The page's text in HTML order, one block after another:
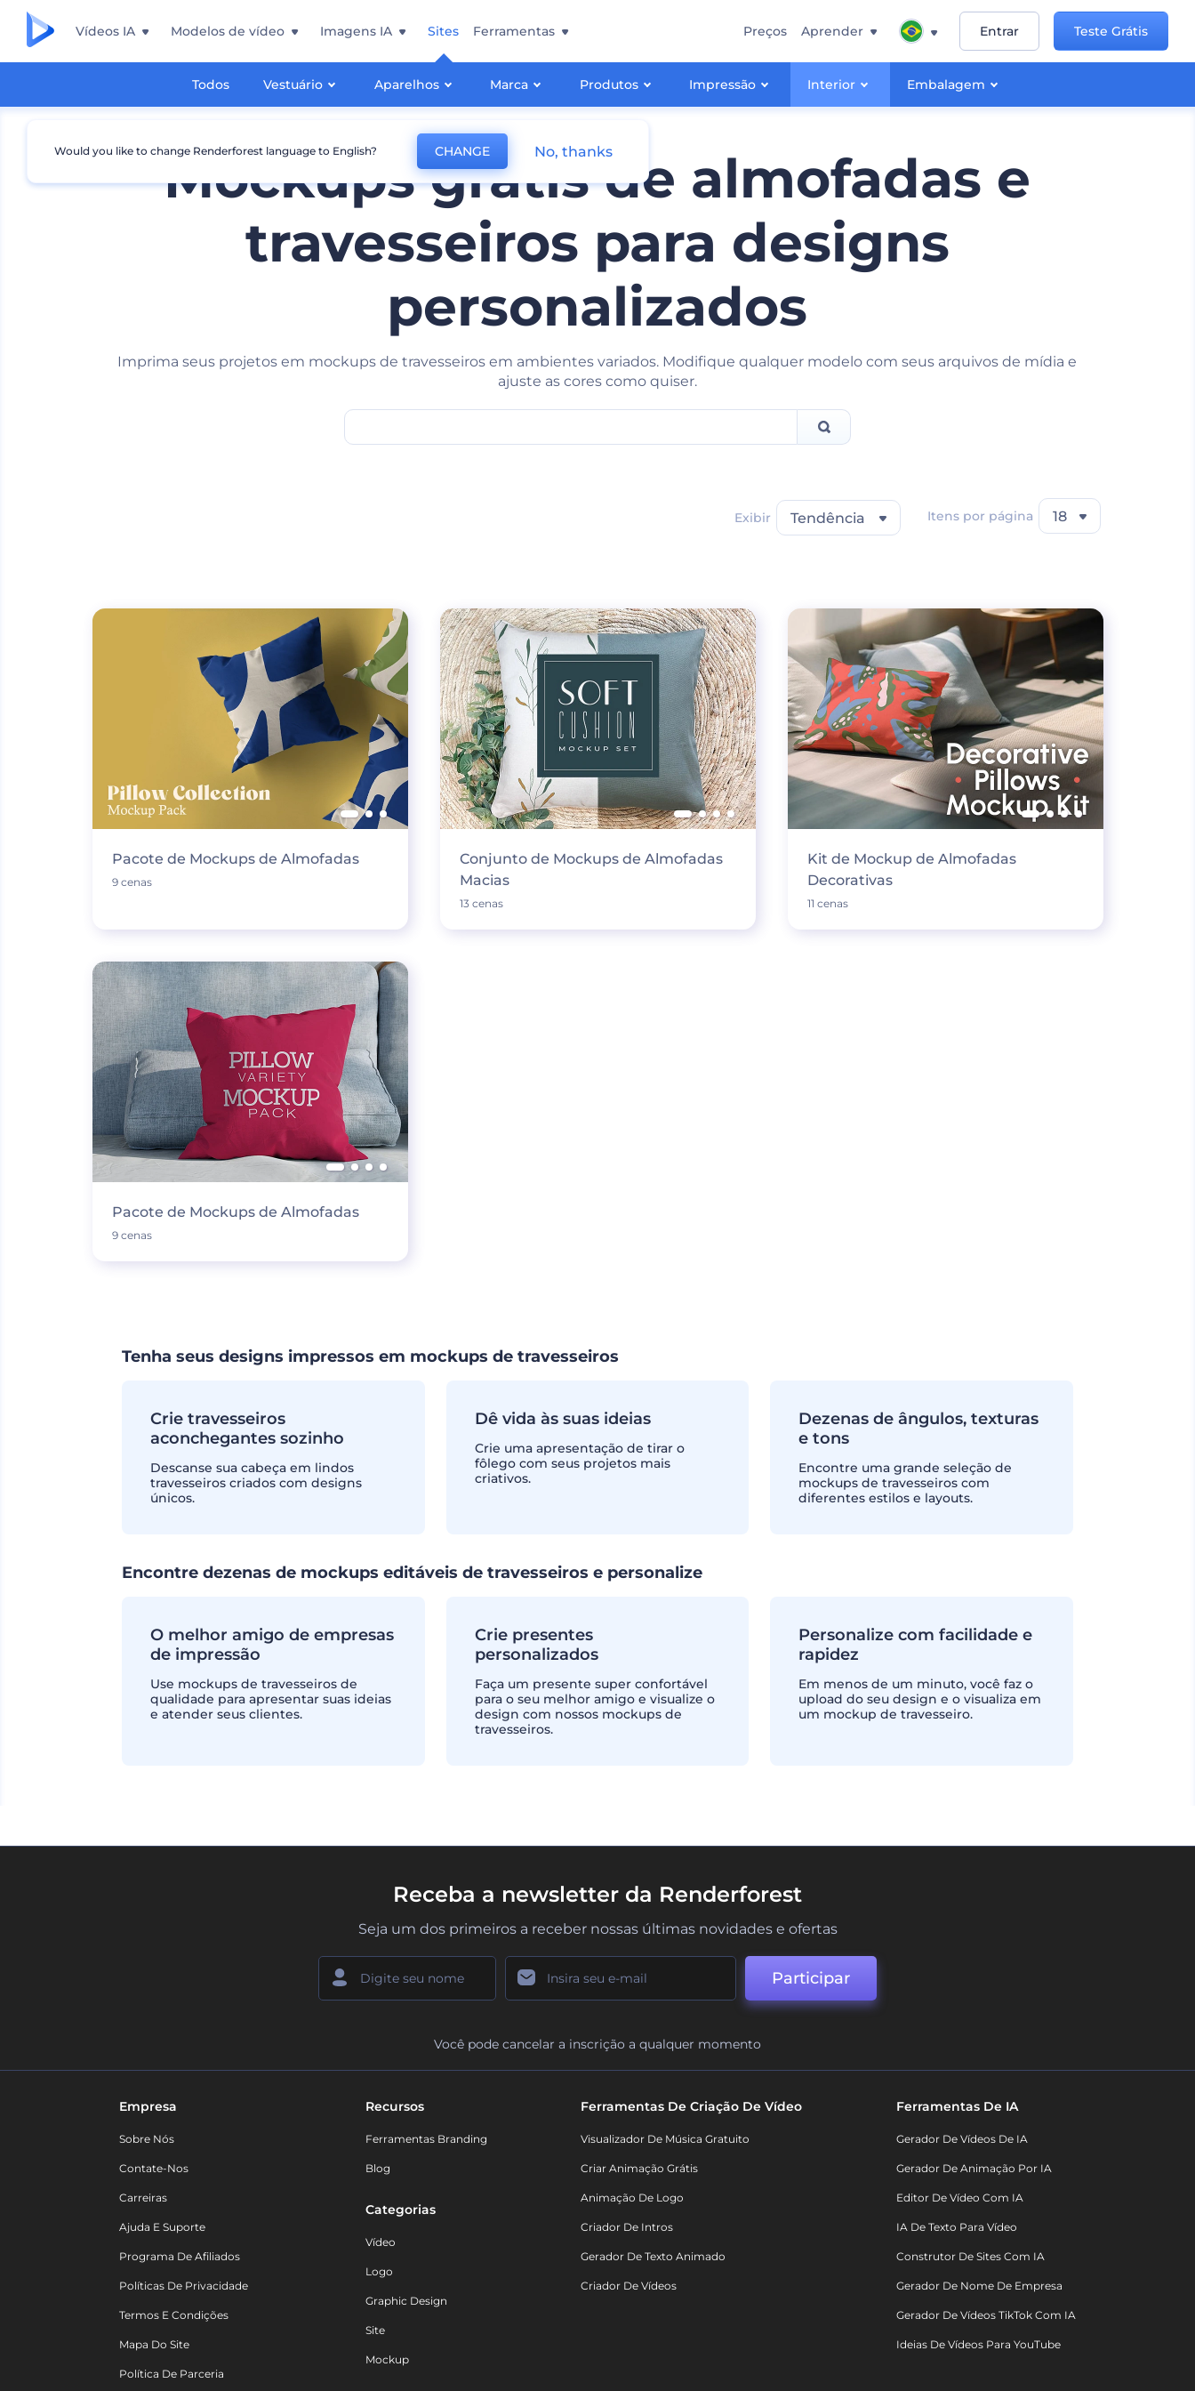
Vídeos IA Modelos de vídeo Imagens IA Sites
Todos Vestuário Aparelhos Marca Produtos Impressão Interior Embalagem
Ferramentas Preços Aprender Entrar Teste Grátis
Mockups grátis de almofadas e
travesseiros para designs
personalizados
Imprima seus projetos em mockups de travesseiros em ambientes variados. Modifique qualquer modelo com seus arquivos de mídia e
ajuste as cores como quiser.
Exibir Tendência Itens por página 18
Pacote de Mockups de Almofadas
9 cenas
Conjunto de Mockups de Almofadas
Macias
13 cenas
Kit de Mockup de Almofadas
Decorativas
11 cenas
Pacote de Mockups de Almofadas
9 cenas
Tenha seus designs impressos em mockups de travesseiros
Crie travesseiros
aconchegantes sozinho
Descanse sua cabeça em lindos
travesseiros criados com designs
únicos.
Dê vida às suas ideias
Crie uma apresentação de tirar o
fôlego com seus projetos mais
criativos.
Dezenas de ângulos, texturas
e tons
Encontre uma grande seleção de
mockups de travesseiros com
diferentes estilos e layouts.
Encontre dezenas de mockups editáveis ​​de travesseiros e personalize
O melhor amigo de empresas
de impressão
Use mockups de travesseiros de
qualidade para apresentar suas ideias
e atender seus clientes.
Crie presentes
personalizados
Faça um presente super confortável
para o seu melhor amigo e visualize o
design com nossos mockups de
travesseiros.
Personalize com facilidade e
rapidez
Em menos de um minuto, você faz o
upload do seu design e o visualiza em
um mockup de travesseiro.
Receba a newsletter da Renderforest
Seja um dos primeiros a receber nossas últimas novidades e ofertas
Participar
Você pode cancelar a inscrição a qualquer momento
Empresa
Sobre Nós
Contate-Nos
Carreiras
Ajuda E Suporte
Programa De Afiliados
Políticas De Privacidade
Termos E Condições
Mapa Do Site
Política De Parceria
Recursos
Ferramentas Branding
Blog
Categorias
Vídeo
Logo
Graphic Design
Site
Mockup
Ferramentas De Criação De Vídeo
Visualizador De Música Gratuito
Criar Animação Grátis
Animação De Logo
Criador De Intros
Gerador De Texto Animado
Criador De Vídeos
Ferramentas De IA
Gerador De Vídeos De IA
Gerador De Animação Por IA
Editor De Vídeo Com IA
IA De Texto Para Vídeo
Construtor De Sites Com IA
Gerador De Nome De Empresa
Gerador De Vídeos TikTok Com IA
Ideias De Vídeos Para YouTube
Would you like to change Renderforest language to English? CHANGE No, thanks